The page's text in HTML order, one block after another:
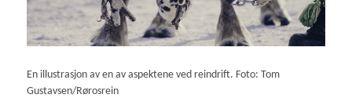
En illustrasjon av en av aspektene ved reindrift. Foto: Tom
Gustavsen/Rørosrein